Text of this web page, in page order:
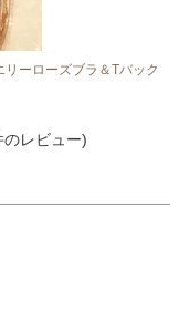
ーローズブラ＆Tバック